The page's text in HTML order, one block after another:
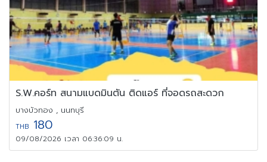
S.W.คอร์ท สนามแบดมินตัน ติดแอร์ ที่จอดรถสะดวก
บางบัวทอง , นนทบุรี
THB 180
09/08/2026 เวลา 06:36:09 น.